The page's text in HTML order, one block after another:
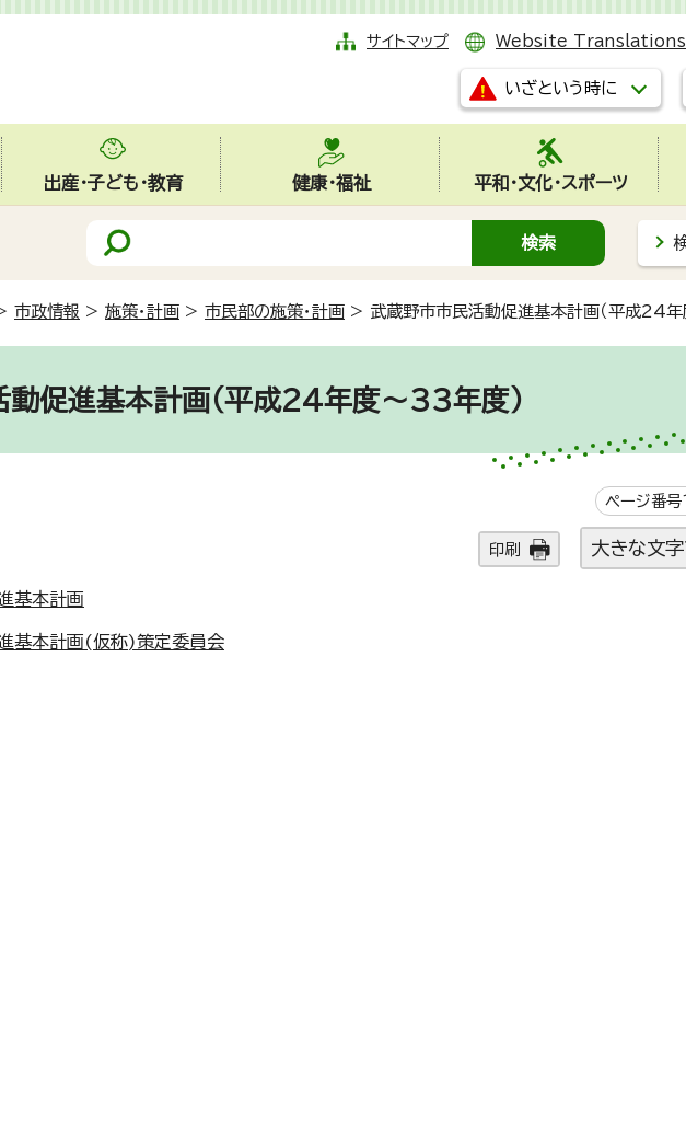
サイトマップ Website Translations
いざという時に
出産・子ども・教育 健康・福祉 平和・文化・スポーツ
市政情報 > 施策・計画 > 市民部の施策・計画 > 武蔵野市市民活動促進基本計画（平成24年
動促進基本計画（平成24年度～33年度）
ページ番
印刷 大きな文字
基本計画
基本計画(仮称)策定委員会